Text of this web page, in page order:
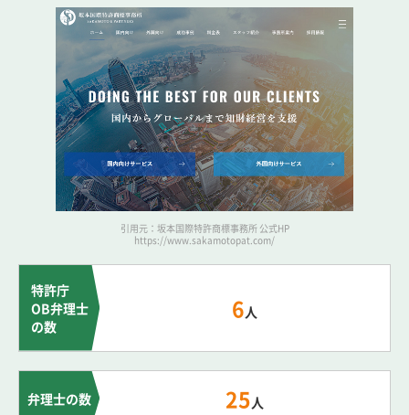
引用元：坂本国際特許商標事務所 公式HP
https://www.sakamotopat.com/
特許庁
OB弁理士
の数
6人
弁理士の数 25人